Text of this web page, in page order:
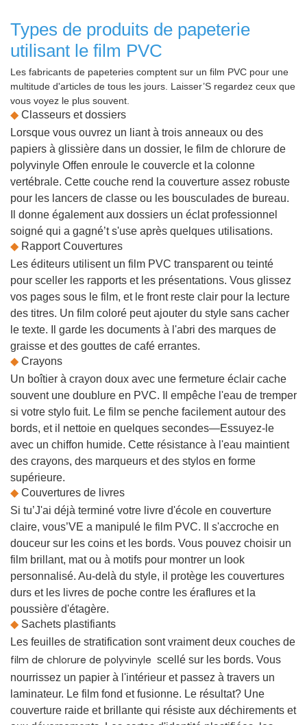
Types de produits de papeterie
utilisant le film PVC
Les fabricants de papeteries comptent sur un film PVC pour une
multitude d'articles de tous les jours. Laisser’S regardez ceux que
vous voyez le plus souvent.
◆ Classeurs et dossiers
Lorsque vous ouvrez un liant à trois anneaux ou des
papiers à glissière dans un dossier, le film de chlorure de
polyvinyle Offen enroule le couvercle et la colonne
vertébrale. Cette couche rend la couverture assez robuste
pour les lancers de classe ou les bousculades de bureau.
Il donne également aux dossiers un éclat professionnel
soigné qui a gagné’t s'use après quelques utilisations.
◆ Rapport Couvertures
Les éditeurs utilisent un film PVC transparent ou teinté
pour sceller les rapports et les présentations. Vous glissez
vos pages sous le film, et le front reste clair pour la lecture
des titres. Un film coloré peut ajouter du style sans cacher
le texte. Il garde les documents à l'abri des marques de
graisse et des gouttes de café errantes.
◆ Crayons
Un boîtier à crayon doux avec une fermeture éclair cache
souvent une doublure en PVC. Il empêche l'eau de tremper
si votre stylo fuit. Le film se penche facilement autour des
bords, et il nettoie en quelques secondes—Essuyez-le
avec un chiffon humide. Cette résistance à l'eau maintient
des crayons, des marqueurs et des stylos en forme
supérieure.
◆ Couvertures de livres
Si tu’J'ai déjà terminé votre livre d'école en couverture
claire, vous’VE a manipulé le film PVC. Il s'accroche en
douceur sur les coins et les bords. Vous pouvez choisir un
film brillant, mat ou à motifs pour montrer un look
personnalisé. Au-delà du style, il protège les couvertures
durs et les livres de poche contre les éraflures et la
poussière d'étagère.
◆ Sachets plastifiants
Les feuilles de stratification sont vraiment deux couches de
film de chlorure de polyvinyle scellé sur les bords. Vous
nourrissez un papier à l'intérieur et passez à travers un
laminateur. Le film fond et fusionne. Le résultat? Une
couverture raide et brillante qui résiste aux déchirements et